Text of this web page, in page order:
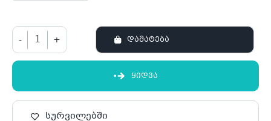
- + ᲓᲐᲛᲐᲢᲔᲑᲐ
ᲧᲘᲓᲕᲐ
სურვილებში